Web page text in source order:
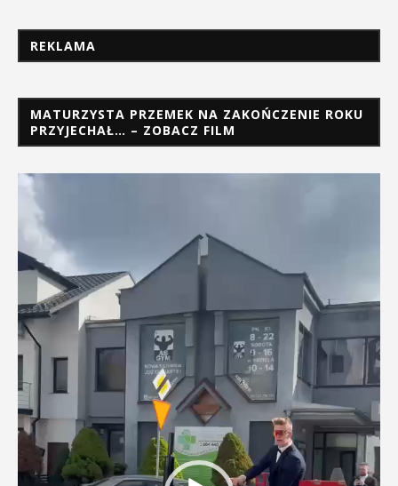
REKLAMA
MATURZYSTA PRZEMEK NA ZAKOŃCZENIE ROKU
PRZYJECHAŁ… – ZOBACZ FILM
Odtwarzacz